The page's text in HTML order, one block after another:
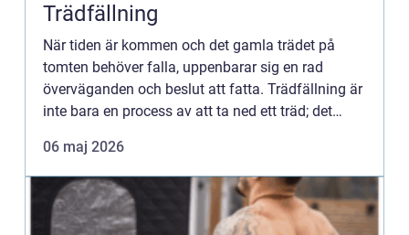
Trädfällning
När tiden är kommen och det gamla trädet på
tomten behöver falla, uppenbarar sig en rad
överväganden och beslut att fatta. Trädfällning är
inte bara en process av att ta ned ett träd; det
06 maj 2026